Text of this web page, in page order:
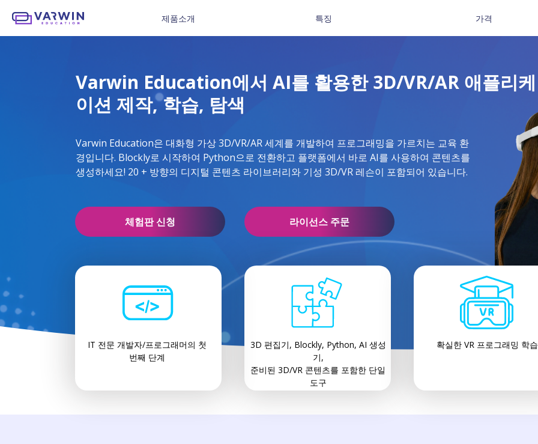
제품소개 특징 가격
Varwin Education에서 AI를 활용한 3D/VR/AR 애플리케
이션 제작, 학습, 탐색
Varwin Education은 대화형 가상 3D/VR/AR 세계를 개발하여 프로그래밍을 가르치는 교육 환
경입니다. Blockly로 시작하여 Python으로 전환하고 플랫폼에서 바로 AI를 사용하여 콘텐츠를
생성하세요! 20 + 방향의 디지털 콘텐츠 라이브러리와 기성 3D/VR 레슨이 포함되어 있습니다.
체험판 신청 라이선스 주문
3D 편집기, Blockly, Python, AI 생성
기,
준비된 3D/VR 콘텐츠를 포함한 단일
도구
확실한 VR 프로그래밍 학습
IT 전문 개발자/프로그래머의 첫
번째 단계